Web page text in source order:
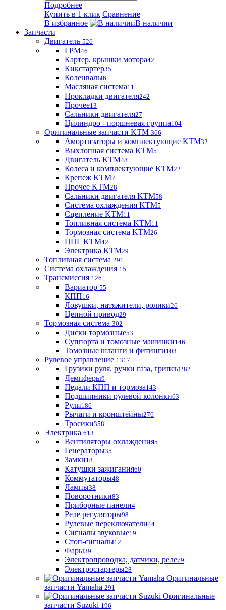
Подробнее
Купить в 1 клик Сравнение
В избранное
В наличии
Запчасти
Двигатель 526
ГРМ46
Картер, крышки мотора42
Кикстартер35
Коленвалы6
Масляная система11
Прокладки двигателя242
Прочее13
Сальники двигателя27
Цилиндро - поршневая группа104
Оригинальные запчасти KTM 366
Амортизаторы и комплектующие KTM32
Выхлопная система KTM5
Двигатель KTM48
Колеса и комплектующие KTM22
Крепеж KTM2
Прочее KTM28
Сальники двигателя KTM58
Система охлаждения KTM5
Сцепление KTM11
Топливная система KTM11
Тормозная система KTM26
ЦПГ KTM42
Электрика KTM29
Топливная система 291
Система охлаждения 15
Трансмиссия 126
Вариатор 55
КПП16
Ловушки, натяжители, ролики26
Цепной привод29
Тормозная система 302
Диски тормозные53
Суппорта и томозные машинки146
Томозные шланги и фитинги103
Рулевое управление 1317
Грузики руля, ручки газа, грипсы282
Демпферы9
Педали КПП и тормоза143
Подшипники рулевой колонки63
Рули186
Рычаги и кронштейны276
Тросики358
Электрика 613
Вентиляторы охлаждения5
Генераторы35
Замки18
Катушки зажигания60
Коммутаторы48
Лампы38
Поворотники83
Приборные панели4
Реле регуляторы98
Рулевые переключатели44
Сигналы звуковые19
Стоп-сигналы12
Фары39
Электропроводка, датчики, реле79
Электростартеры28
Оригинальные
запчасти Yamaha 291
Оригинальные
запчасти Suzuki 196